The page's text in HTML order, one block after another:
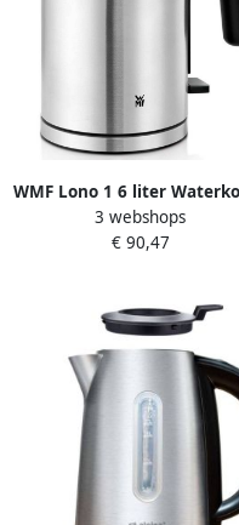
WMF Lono 1 6 liter
Rvs
3 webshops
€ 90,47